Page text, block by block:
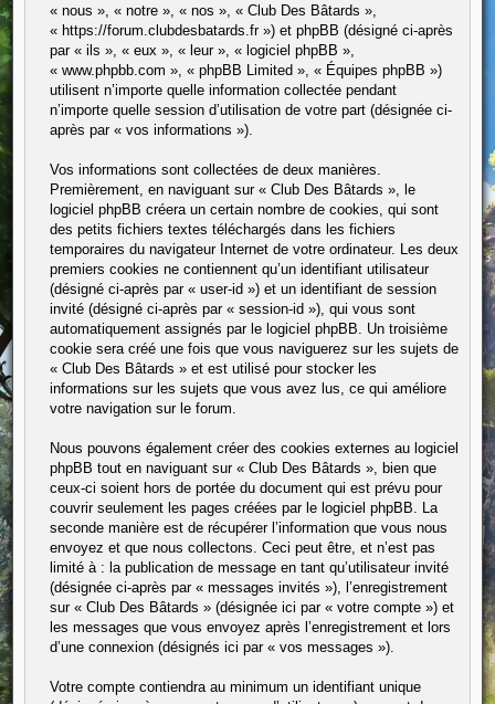
« nous », « notre », « nos », « Club Des Bâtards »,
« https://forum.clubdesbatards.fr ») et phpBB (désigné ci-après
par « ils », « eux », « leur », « logiciel phpBB »,
« www.phpbb.com », « phpBB Limited », « Équipes phpBB »)
utilisent n’importe quelle information collectée pendant
n’importe quelle session d’utilisation de votre part (désignée ci-
après par « vos informations »).
Vos informations sont collectées de deux manières.
Premièrement, en naviguant sur « Club Des Bâtards », le
logiciel phpBB créera un certain nombre de cookies, qui sont
des petits fichiers textes téléchargés dans les fichiers
temporaires du navigateur Internet de votre ordinateur. Les deux
premiers cookies ne contiennent qu’un identifiant utilisateur
(désigné ci-après par « user-id ») et un identifiant de session
invité (désigné ci-après par « session-id »), qui vous sont
automatiquement assignés par le logiciel phpBB. Un troisième
cookie sera créé une fois que vous naviguerez sur les sujets de
« Club Des Bâtards » et est utilisé pour stocker les
informations sur les sujets que vous avez lus, ce qui améliore
votre navigation sur le forum.
Nous pouvons également créer des cookies externes au logiciel
phpBB tout en naviguant sur « Club Des Bâtards », bien que
ceux-ci soient hors de portée du document qui est prévu pour
couvrir seulement les pages créées par le logiciel phpBB. La
seconde manière est de récupérer l’information que vous nous
envoyez et que nous collectons. Ceci peut être, et n’est pas
limité à : la publication de message en tant qu’utilisateur invité
(désignée ci-après par « messages invités »), l’enregistrement
sur « Club Des Bâtards » (désignée ici par « votre compte ») et
les messages que vous envoyez après l’enregistrement et lors
d’une connexion (désignés ici par « vos messages »).
Votre compte contiendra au minimum un identifiant unique